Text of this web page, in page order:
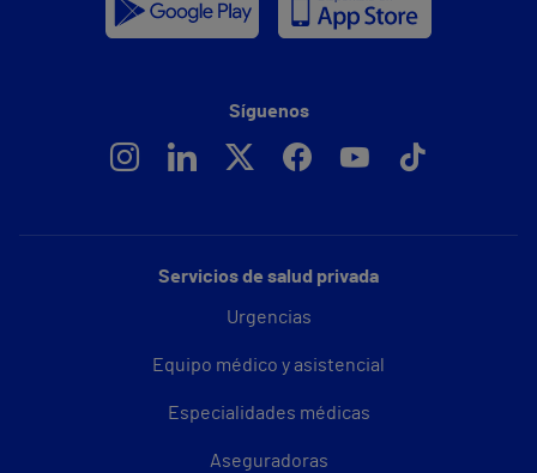
Servicios de salud privada
Urgencias
Equipo médico y asistencial
Especialidades médicas
Aseguradoras
Síguenos